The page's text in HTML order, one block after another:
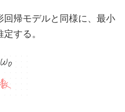
回帰モデルと同様に、最小
する。